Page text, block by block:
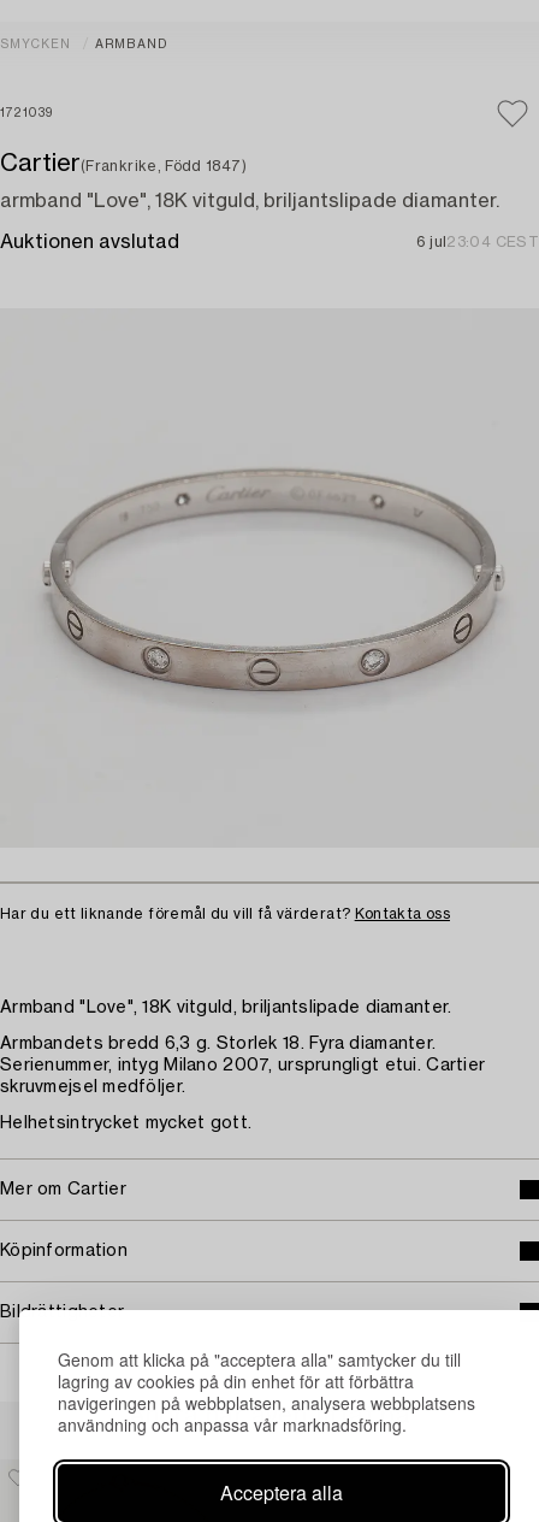
Genom att klicka på "acceptera alla" samtycker du till
lagring av cookies på din enhet för att förbättra
navigeringen på webbplatsen, analysera webbplatsens
användning och anpassa vår marknadsföring.
Acceptera alla
SMYCKEN ARMBAND
1721039
Cartier(Frankrike, Född 1847)
armband "Love", 18K vitguld, briljantslipade diamanter.
Auktionen avslutad 6 jul 23:04 CEST
Har du ett liknande föremål du vill få värderat? Kontakta oss
Armband "Love", 18K vitguld, briljantslipade diamanter.
Armbandets bredd 6,3 g. Storlek 18. Fyra diamanter.
Serienummer, intyg Milano 2007, ursprungligt etui. Cartier
skruvmejsel medföljer.
Helhetsintrycket mycket gott.
Mer om Cartier
Köpinformation
Bildrättigheter
Andra har även tittat på